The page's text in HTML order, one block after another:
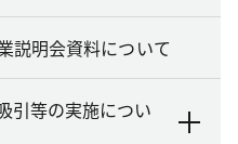
説明会資料について
引等の実施につい